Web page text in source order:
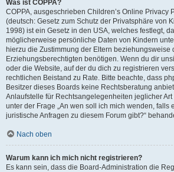
Was ist COPPA?
COPPA, ausgeschrieben Children’s Online Privacy
(deutsch: Gesetz zum Schutz der Privatsphäre von
1998) ist ein Gesetz in den USA, welches festlegt,
möglicherweise persönliche Daten von Kindern
hierzu die Zustimmung der Eltern beziehungsweise
Erziehungsberechtigten benötigen. Wenn du dir
oder die Website, auf der du dich zu registrieren
rechtlichen Beistand zu Rate. Bitte beachte, dass
Besitzer dieses Boards keine Rechtsberatung
Anlaufstelle für Rechtsangelegenheiten jeglicher
unter der Frage „An wen soll ich mich wenden, falls
juristische Anfragen zu diesem Forum gibt?“
Nach oben
Warum kann ich mich nicht registrieren?
Es kann sein, dass die Board-Administration die